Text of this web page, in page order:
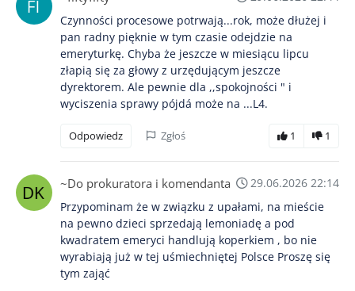
Czynności procesowe potrwają...rok, może dłużej i
pan radny pięknie w tym czasie odejdzie na
emeryturkę. Chyba że jeszcze w miesiącu lipcu
złapią się za głowy z urzędującym jeszcze
dyrektorem. Ale pewnie dla ,,spokojności " i
wyciszenia sprawy pójdá może na ...L4.
Odpowiedz Zgłoś 1 1
~Do prokuratora i komendanta
29.06.2026 22:14
Przypominam że w związku z upałami, na mieście
na pewno dzieci sprzedają lemoniadę a pod
kwadratem emeryci handlują koperkiem , bo nie
wyrabiają już w tej uśmiechniętej Polsce Proszę się
tym zająć